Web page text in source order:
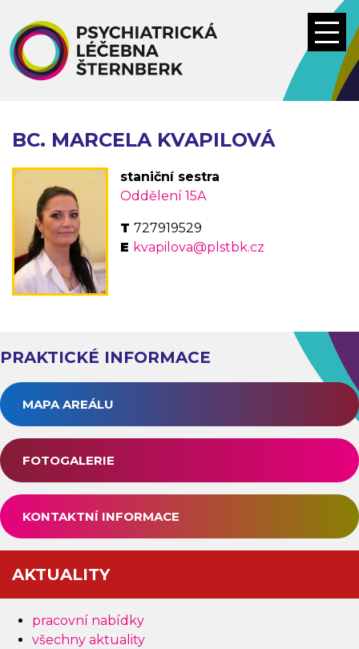
hlavnímu
obsahu
BC. MARCELA KVAPILOVÁ
staniční sestra
Oddělení 15A
727919529
kvapilova@plstbk.cz
PRAKTICKÉ INFORMACE
MAPA AREÁLU
FOTOGALERIE
KONTAKTNÍ INFORMACE
AKTUALITY
pracovní nabídky
všechny aktuality